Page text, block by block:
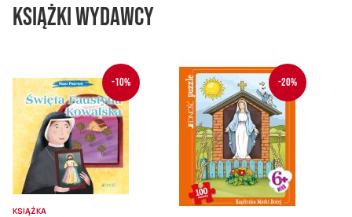
Książki wydawcy
-10%
KSIĄŻKA
-20%